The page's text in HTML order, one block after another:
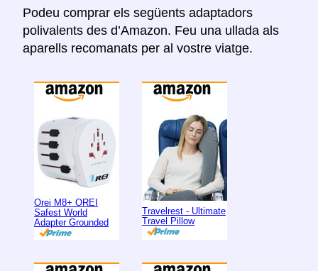
Podeu comprar els següents adaptadors
polivalents des d’Amazon. Feu una ullada als
aparells recomanats per al vostre viatge.
Orei M8+ OREI
Safest World
Adapter Grounded
Travelrest - Ultimate
Travel Pillow